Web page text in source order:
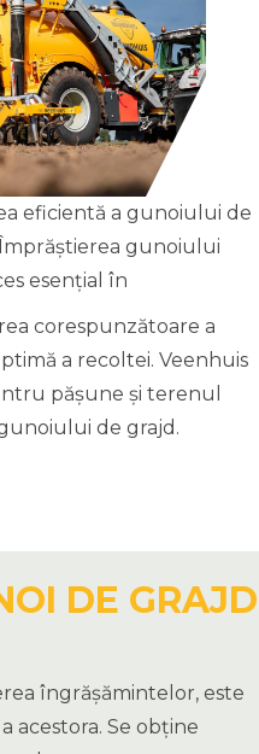
eficientă a gunoiului de
gunoiului
esențial în
corespunzătoare a
a recoltei. Veenhuis
pășune și terenul
de grajd.
DE GRAJD
îngrășămintelor, este
acestora. Se obține